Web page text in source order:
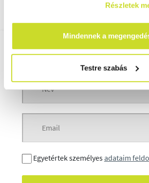
Részletek
Mindennek a
Testre szabás
Nem szeretnék semmit
Egyetértek személyes adataim